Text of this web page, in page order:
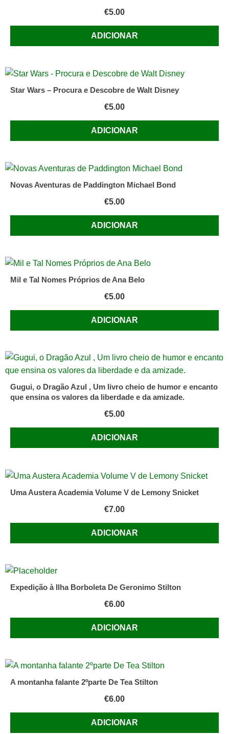
€5.00
ADICIONAR
Star Wars – Procura e Descobre de Walt Disney
€5.00
ADICIONAR
Novas Aventuras de Paddington Michael Bond
€5.00
ADICIONAR
Mil e Tal Nomes Próprios de Ana Belo
€5.00
ADICIONAR
Gugui, o Dragão Azul , Um livro cheio de humor e encanto
que ensina os valores da liberdade e da amizade.
€5.00
ADICIONAR
Uma Austera Academia Volume V de Lemony Snicket
€7.00
ADICIONAR
Expedição à Ilha Borboleta De Geronimo Stilton
€6.00
ADICIONAR
A montanha falante 2ºparte De Tea Stilton
€6.00
ADICIONAR